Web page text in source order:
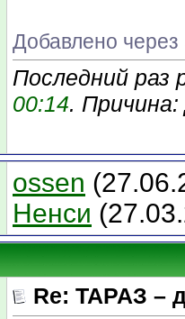
Добавлено
Последний
00:14.
ossen
Ненси
Re: ТАРАЗ –